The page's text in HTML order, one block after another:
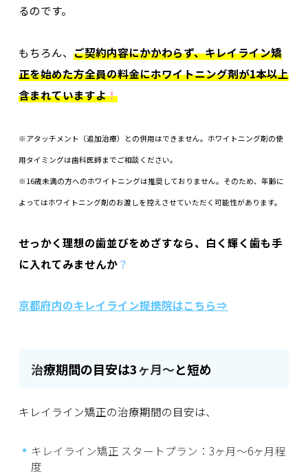
るのです。
もちろん、ご契約内容にかかわらず、キレイライン矯
正を始めた方全員の料金にホワイトニング剤が1本以上
含まれていますよ！
※アタッチメント（追加治療）との併用はできません。ホワイトニング剤の使
用タイミングは歯科医師までご相談ください。
※16歳未満の方へのホワイトニングは推奨しておりません。そのため、年齢に
よってはホワイトニング剤のお渡しを控えさせていただく可能性があります。
せっかく理想の歯並びをめざすなら、白く輝く歯も手
に入れてみませんか？
京都府内のキレイライン提携院はこちら⇒
治療期間の目安は3ヶ月～と短め
キレイライン矯正の治療期間の目安は、
キレイライン矯正 スタートプラン：3ヶ月〜6ヶ月程
度